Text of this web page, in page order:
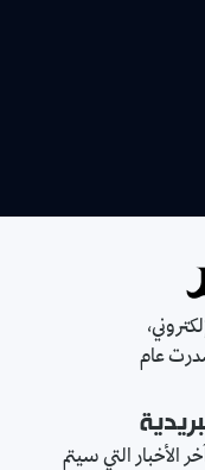
عام
الأخبار التي سيتم